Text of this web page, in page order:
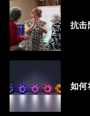
抗击
如何